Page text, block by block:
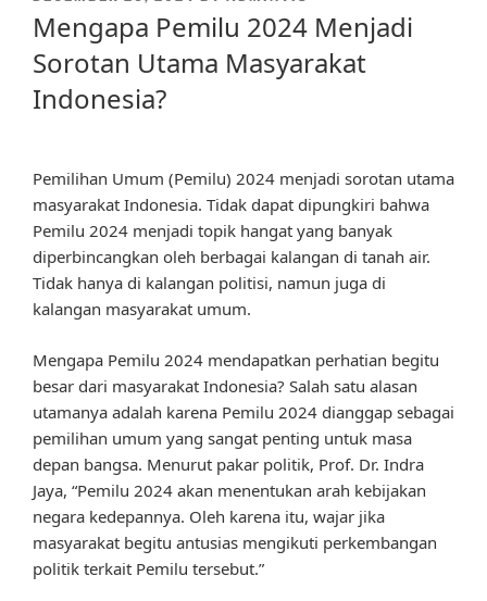
Mengapa Pemilu 2024 Menjadi
Sorotan Utama Masyarakat
Indonesia?
Pemilihan Umum (Pemilu) 2024 menjadi sorotan utama
masyarakat Indonesia. Tidak dapat dipungkiri bahwa
Pemilu 2024 menjadi topik hangat yang banyak
diperbincangkan oleh berbagai kalangan di tanah air.
Tidak hanya di kalangan politisi, namun juga di
kalangan masyarakat umum.
Mengapa Pemilu 2024 mendapatkan perhatian begitu
besar dari masyarakat Indonesia? Salah satu alasan
utamanya adalah karena Pemilu 2024 dianggap sebagai
pemilihan umum yang sangat penting untuk masa
depan bangsa. Menurut pakar politik, Prof. Dr. Indra
Jaya, “Pemilu 2024 akan menentukan arah kebijakan
negara kedepannya. Oleh karena itu, wajar jika
masyarakat begitu antusias mengikuti perkembangan
politik terkait Pemilu tersebut.”